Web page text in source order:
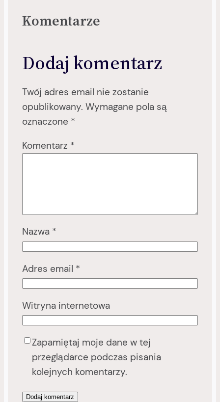
Komentarze
Dodaj komentarz
Twój adres email nie zostanie
opublikowany. Wymagane pola są
oznaczone *
Komentarz *
Nazwa *
Adres email *
Witryna internetowa
Zapamiętaj moje dane w tej
przeglądarce podczas pisania
kolejnych komentarzy.